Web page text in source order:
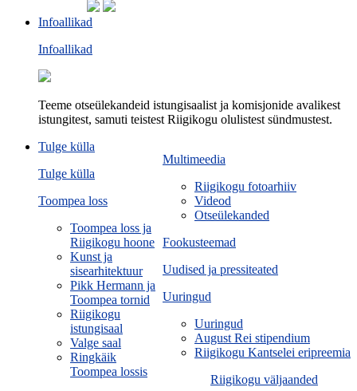
Infoallikad
Infoallikad
Teeme otseülekandeid istungisaalist ja komisjonide avalikest
istungitest, samuti teistest Riigikogu olulistest sündmustest.
Multimeedia
Riigikogu fotoarhiiv
Videod
Otseülekanded
Fookusteemad
Uudised ja pressiteated
Uuringud
Uuringud
August Rei stipendium
Riigikogu Kantselei eripreemia
Riigikogu väljaanded
Tulge külla
Tulge külla
Toompea loss
Toompea loss ja
Riigikogu hoone
Kunst ja
sisearhitektuur
Pikk Hermann ja
Toompea tornid
Riigikogu
istungisaal
Valge saal
Ringkäik
Toompea lossis